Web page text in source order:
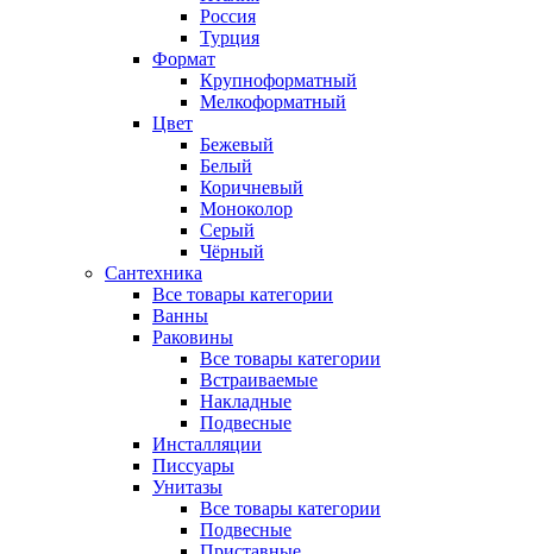
Россия
Турция
Формат
Крупноформатный
Мелкоформатный
Цвет
Бежевый
Белый
Коричневый
Моноколор
Серый
Чёрный
Сантехника
Все товары категории
Ванны
Раковины
Все товары категории
Встраиваемые
Накладные
Подвесные
Инсталляции
Писсуары
Унитазы
Все товары категории
Подвесные